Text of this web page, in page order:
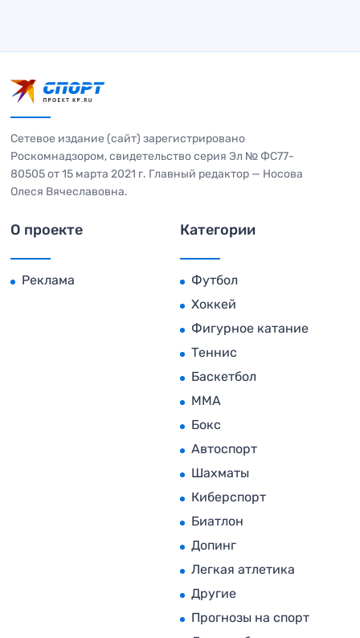
Сетевое издание (сайт) зарегистрировано
Роскомнадзором, свидетельство серия Эл № ФС77-
80505 от 15 марта 2021 г. Главный редактор — Носова
Олеся Вячеславовна.
О проекте
Реклама
Категории
Футбол
Хоккей
Фигурное катание
Теннис
Баскетбол
MMA
Бокс
Автоспорт
Шахматы
Киберспорт
Биатлон
Допинг
Легкая атлетика
Другие
Прогнозы на спорт